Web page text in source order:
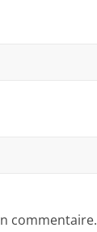
commentaire.